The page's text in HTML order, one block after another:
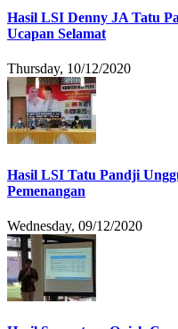
Hasil LSI Denny JA Tatu
Ucapan Selamat
Thursday, 10/12/2020
Hasil LSI Tatu Pandji
Pemenangan
Wednesday, 09/12/2020